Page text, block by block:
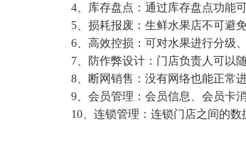
4、库存盘点：通过库存盘点功能可
5、损耗报废：生鲜水果店不可避免
6、高效控损：可对水果进行分级、
7、防作弊设计：门店负责人可以随
8、断网销售：没有网络也能正常进
9、会员管理：会员信息、会员卡消
10、连锁管理：连锁门店之间的数